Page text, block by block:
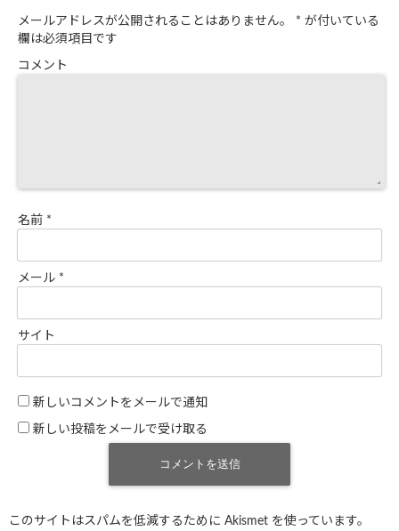
メールアドレスが公開されることはありません。 * が付いている
欄は必須項目です
コメント
名前 *
メール *
サイト
新しいコメントをメールで通知
新しい投稿をメールで受け取る
このサイトはスパムを低減するために Akismet を使っています。